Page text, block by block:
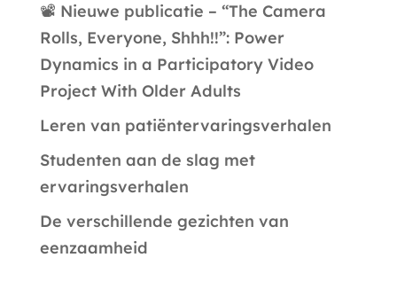
📽️ Nieuwe publicatie – “The Camera
Rolls, Everyone, Shhh!!”: Power
Dynamics in a Participatory Video
Project With Older Adults
Leren van patiëntervaringsverhalen
Studenten aan de slag met
ervaringsverhalen
De verschillende gezichten van
eenzaamheid